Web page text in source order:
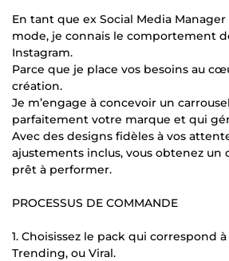
En tant que ex Social Media
mode, je connais le comportement
Instagram.
Parce que je place vos besoins au
création.
Je m’engage à concevoir un
parfaitement votre marque et qui
Avec des designs fidèles à vos
ajustements inclus, vous obtenez un
prêt à performer.
PROCESSUS DE COMMANDE
1. Choisissez le pack qui correspond
Trending, ou Viral.